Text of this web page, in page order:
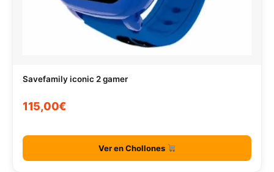
Savefamily iconic 2 gamer
115,00€
Ver en Chollones